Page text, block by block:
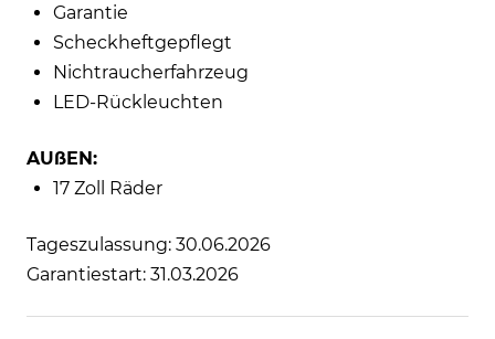
Garantie
Scheckheftgepflegt
Nichtraucherfahrzeug
LED-Rückleuchten
AUßEN:
17 Zoll Räder
Tageszulassung: 30.06.2026
Garantiestart: 31.03.2026